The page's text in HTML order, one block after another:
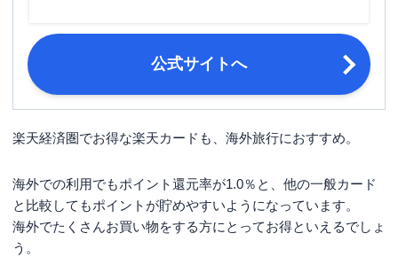
締め日：毎月末日・支払日：翌月27日
（金融機関が休業日の場合は翌営業
日）
申し込み条件
楽天会員に登録済み、満18歳以上、本
方、または高校生を除く18歳以上で学
■公的証書（住民票の写しあるいは印
鑑登録証明書）の原本いずれか1点
か、下記のコピーいずれか2点 ・住民
公式サイトへ
楽天経済圏でお得な楽天カードも、海外旅行におすすめ。
海外での利用でもポイント還元率が1.0％と、他の一般カード
と比較してもポイントが貯めやすいようになっています。
海外でたくさんお買い物をする方にとってお得といえるでしょ
う。